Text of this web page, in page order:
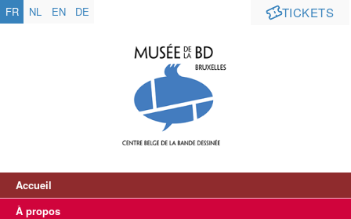
TICKETS
FR NL EN DE
Accueil
À propos